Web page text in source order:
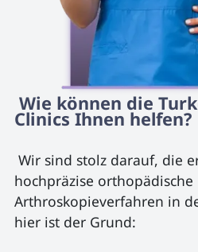
Clinics Ihnen helfen?
hochpräzise orthopädische
Arthroskopieverfahren in
hier ist der Grund: